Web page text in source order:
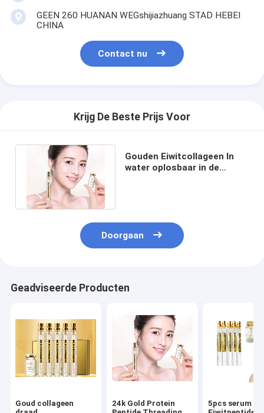
GEEN 260 HUANAN WEGshijiazhuang STAD HEBEI
CHINA
Contact nu
Krijg De Beste Prijs Voor
Gouden Eiwitcollageen In
water oplosbaar in de
Doorgaan
Geadviseerde Producten
Goud collageen
24k Gold Protein
5pcs serum